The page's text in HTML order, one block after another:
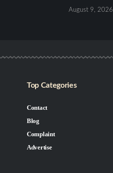
August 9, 2026
Top Categories
Contact
Blog
Complaint
Advertise